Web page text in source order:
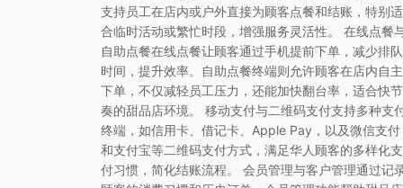
支持员工在店内或户外直接为顾客点餐和结账，特别适
合临时活动或繁忙时段，增强服务灵活性。 在线点餐
自助点餐在线点餐让顾客通过手机提前下单，减少排队
时间，提升效率。自助点餐终端则允许顾客在店内自主
下单，不仅减轻员工压力，还能加快翻台率，适合快节
奏的甜品店环境。 移动支付与二维码支付支持多种支
终端，如信用卡、借记卡、Apple Pay，以及微信支付
和支付宝等二维码支付方式，满足华人顾客的多样化支
付习惯，简化结账流程。 会员管理与客户管理通过记